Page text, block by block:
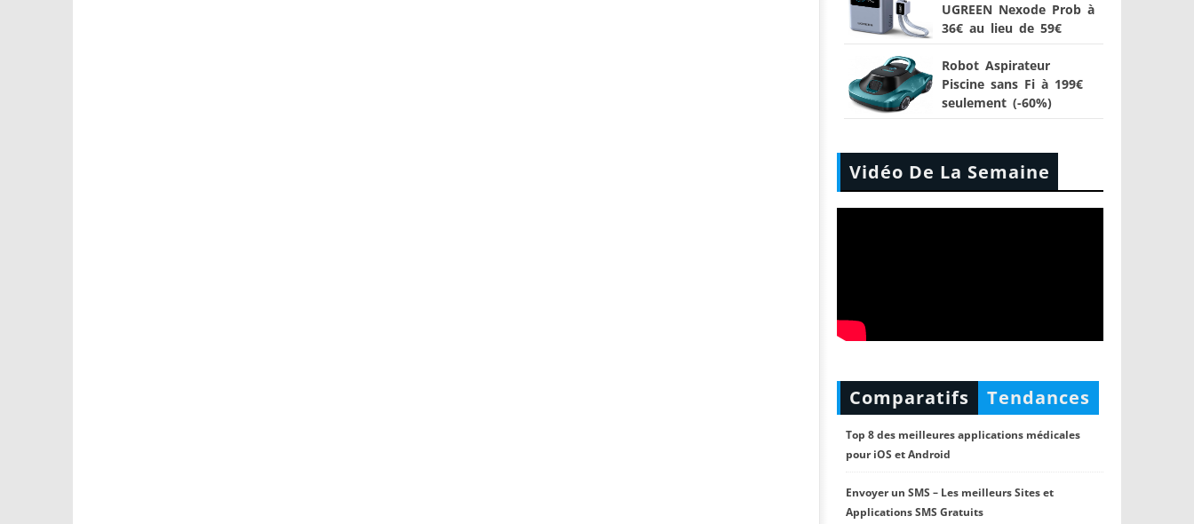
UGREEN Nexode Prob à
36€ au lieu de 59€
Robot Aspirateur
Piscine sans Fi à 199€
seulement (-60%)
Vidéo De La Semaine
Comparatifs Tendances
Top 8 des meilleures applications médicales
pour iOS et Android
Envoyer un SMS – Les meilleurs Sites et
Applications SMS Gratuits